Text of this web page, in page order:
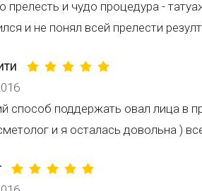
прелесть и чудо процедура -
и не понял всей прелести
способ поддержать овал лица в
и я осталась довольна )